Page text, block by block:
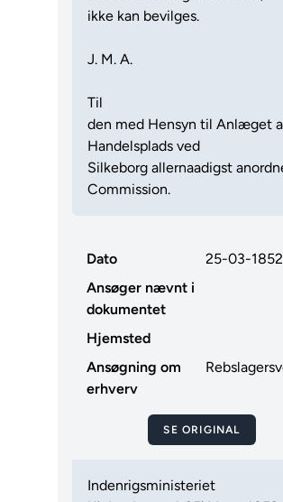
ikke kan bevilges.
J. M. A.
Til
den med Hensyn til Anlæget
Handelsplads ved
Silkeborg allernaadigst
Commission.
Dato
25-03-1852
Ansøger nævnt i
dokumentet
Hjemsted
Ansøgning om
erhverv
SE ORIGINAL
Indenrigsministeriet